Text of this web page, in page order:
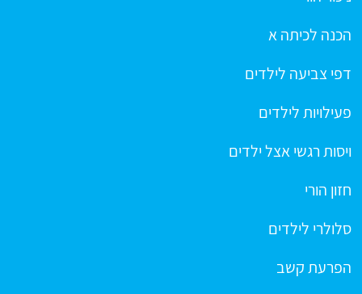
הכנה לכיתה א
דפי צביעה לילדים
פעילויות לילדים
ויסות רגשי אצל ילדים
חזון הורי
סלולרי לילדים
הפרעת קשב